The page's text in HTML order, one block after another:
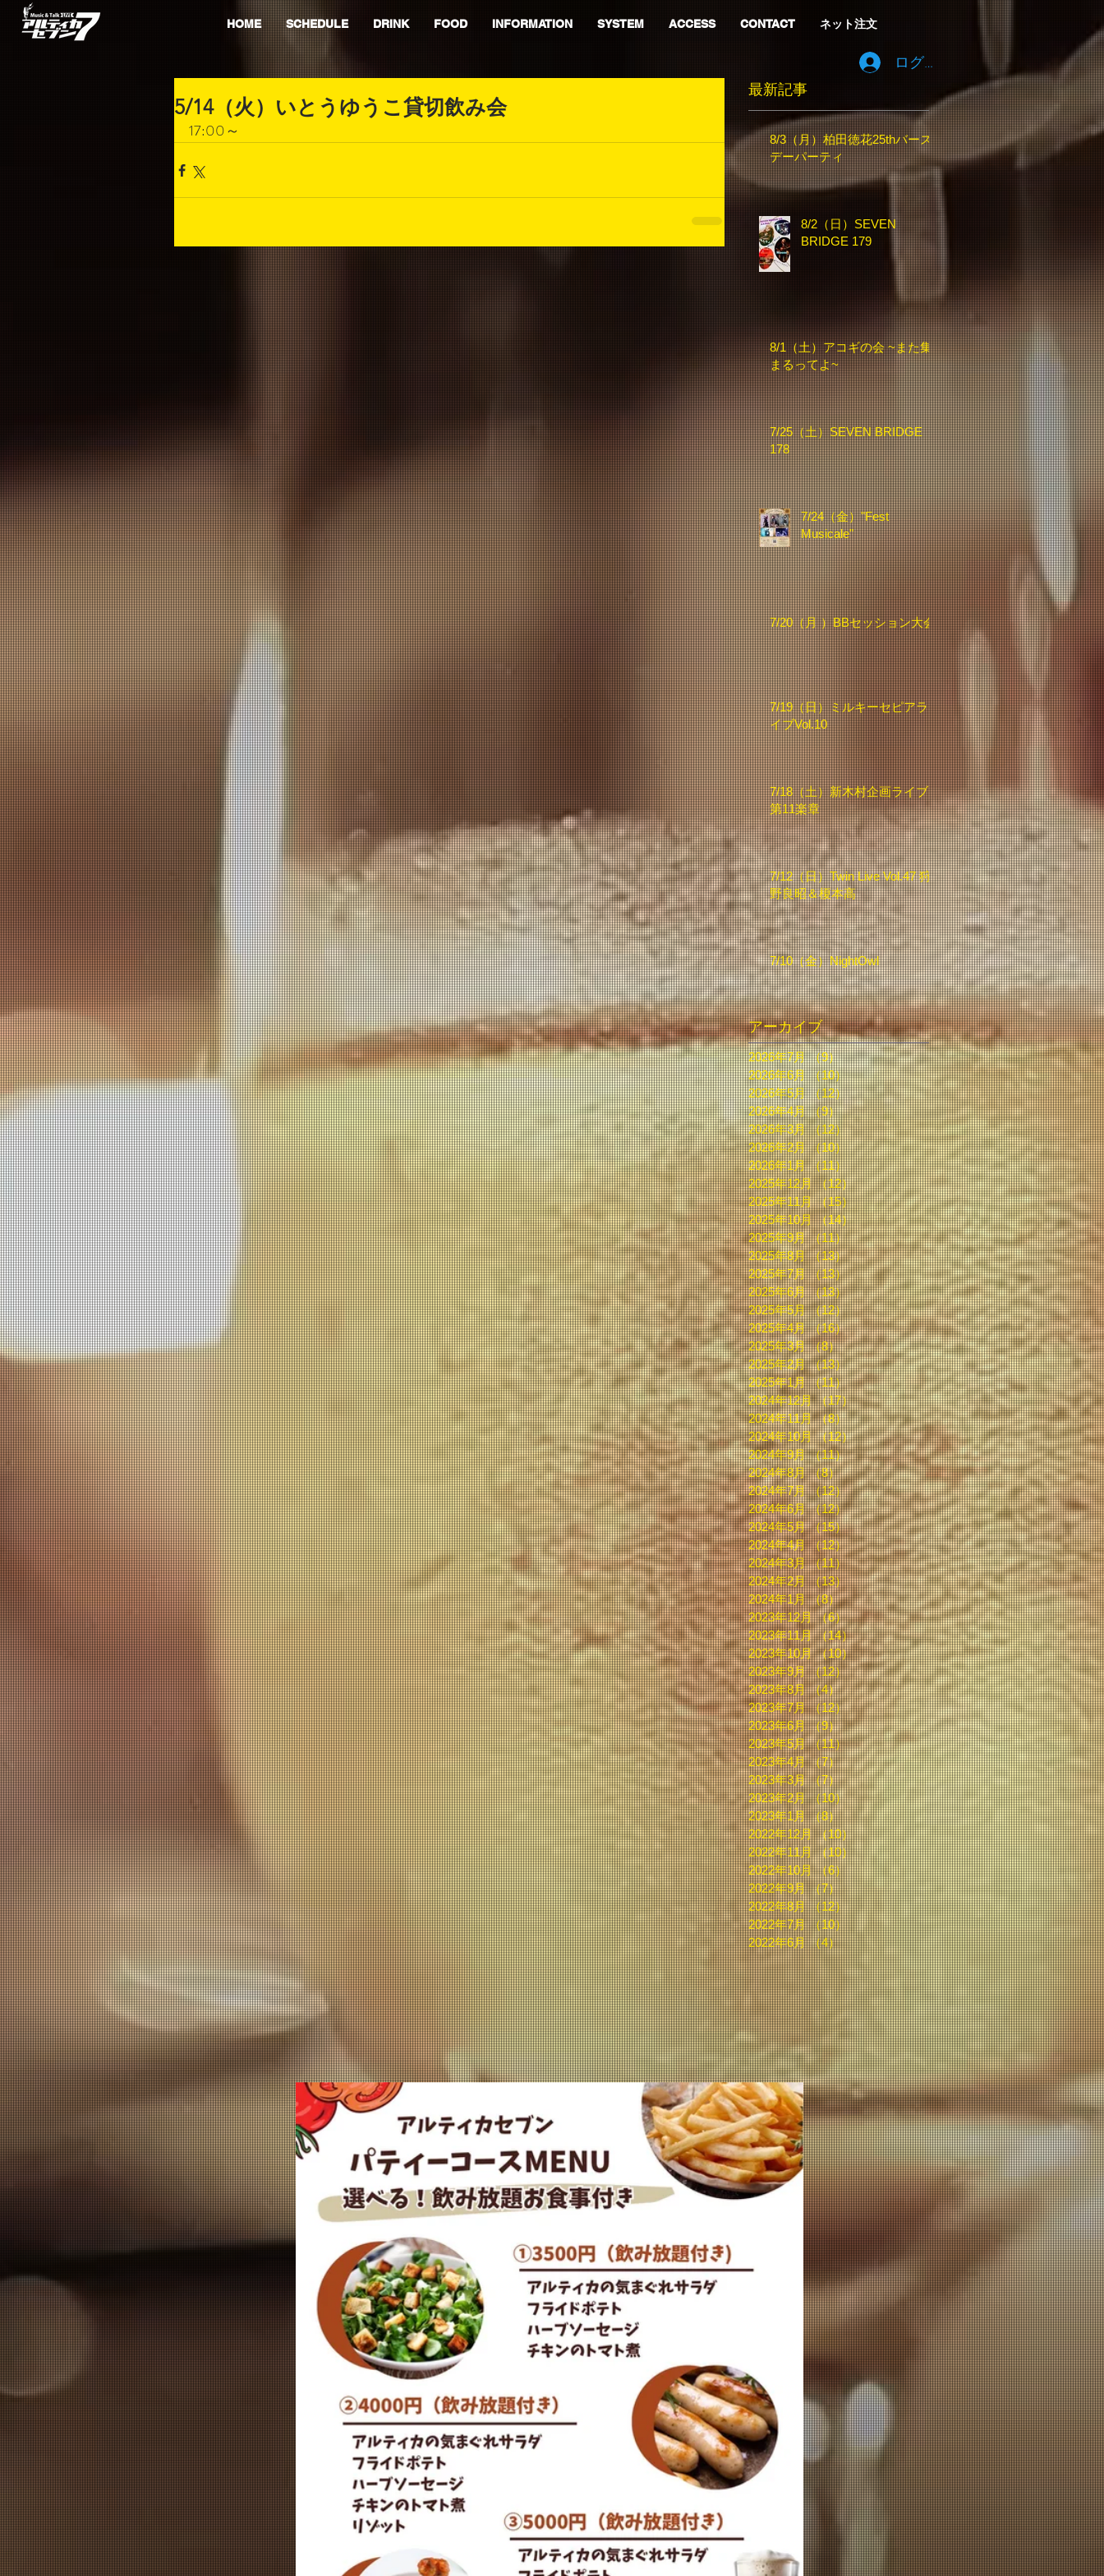
HOME SCHEDULE DRINK FOOD INFORMATION SYSTEM ACCESS CONTACT ネット注文
ログイン
5/14（火）いとうゆうこ貸切飲み会
17:00～
最新記事
8/3（月）柏田徳花25thバース
デーパーティ
8/2（日）SEVEN
BRIDGE 179
8/1（土）アコギの会 ~また集
まるってよ~
7/25（土）SEVEN BRIDGE
178
7/24（金）"Fest
Musicale"
7/20（月 ）BBセッション大会
7/19（日）ミルキーセピアラ
イブVol.10
7/18（土）新木村企画ライブ
第11楽章
7/12（日）Twin Live Vol.47 狩
野良昭＆榎本高
7/10（金）NightOwl
アーカイブ
2026年7月 （9）9件の記事
2026年6月 （10）10件の記事
2026年5月 （12）12件の記事
2026年4月 （9）9件の記事
2026年3月 （12）12件の記事
2026年2月 （10）10件の記事
2026年1月 （11）11件の記事
2025年12月 （12）12件の記事
2025年11月 （15）15件の記事
2025年10月 （14）14件の記事
2025年9月 （11）11件の記事
2025年8月 （13）13件の記事
2025年7月 （13）13件の記事
2025年6月 （13）13件の記事
2025年5月 （12）12件の記事
2025年4月 （16）16件の記事
2025年3月 （8）8件の記事
2025年2月 （13）13件の記事
2025年1月 （11）11件の記事
2024年12月 （17）17件の記事
2024年11月 （8）8件の記事
2024年10月 （12）12件の記事
2024年9月 （11）11件の記事
2024年8月 （8）8件の記事
2024年7月 （12）12件の記事
2024年6月 （12）12件の記事
2024年5月 （15）15件の記事
2024年4月 （12）12件の記事
2024年3月 （11）11件の記事
2024年2月 （13）13件の記事
2024年1月 （8）8件の記事
2023年12月 （6）6件の記事
2023年11月 （14）14件の記事
2023年10月 （10）10件の記事
2023年9月 （12）12件の記事
2023年8月 （4）4件の記事
2023年7月 （12）12件の記事
2023年6月 （9）9件の記事
2023年5月 （11）11件の記事
2023年4月 （7）7件の記事
2023年3月 （7）7件の記事
2023年2月 （10）10件の記事
2023年1月 （8）8件の記事
2022年12月 （10）10件の記事
2022年11月 （10）10件の記事
2022年10月 （6）6件の記事
2022年9月 （7）7件の記事
2022年8月 （12）12件の記事
2022年7月 （10）10件の記事
2022年6月 （4）4件の記事